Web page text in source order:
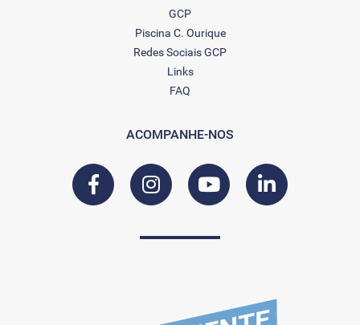
GCP
Piscina C. Ourique
Redes Sociais GCP
Links
FAQ
ACOMPANHE-NOS